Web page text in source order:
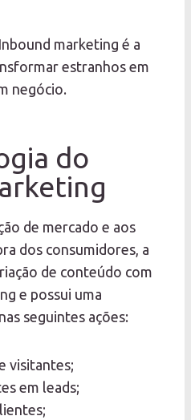
marketing é a
estranhos em
negócio.
do
de mercado e aos
dos consumidores, a
de conteúdo com
e possui uma
seguintes ações:
visitantes;
em leads;